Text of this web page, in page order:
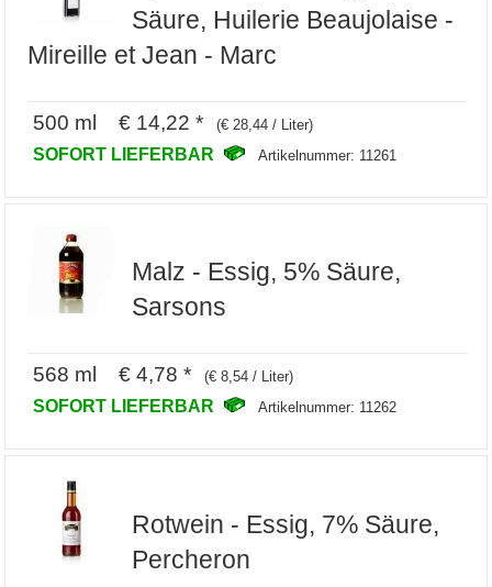
Säure, Huilerie Beaujolaise -
Mireille et Jean - Marc
500 ml € 14,22 * (€ 28,44 / Liter)
SOFORT LIEFERBAR Artikelnummer: 11261
Malz - Essig, 5% Säure,
Sarsons
568 ml € 4,78 * (€ 8,54 / Liter)
SOFORT LIEFERBAR Artikelnummer: 11262
Rotwein - Essig, 7% Säure,
Percheron